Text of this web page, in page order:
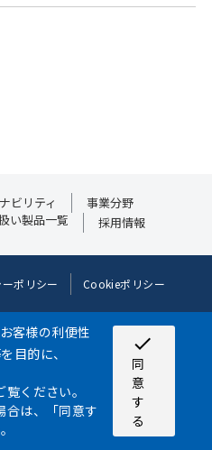
ビリティ
事業分野
い製品一覧 採用情報
ポリシー Cookieポリシー
客様の利便性
目的に、
覧ください。
は、「同意す
check
同
意
す
る